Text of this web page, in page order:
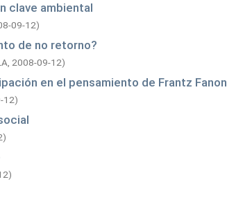
clave ambiental
09-12)
de no retorno?
2008-09-12)
en el pensamiento de Frantz Fanon
12)
)
)